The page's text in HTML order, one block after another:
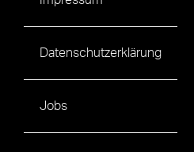
Datenschutzerklärung
Jobs